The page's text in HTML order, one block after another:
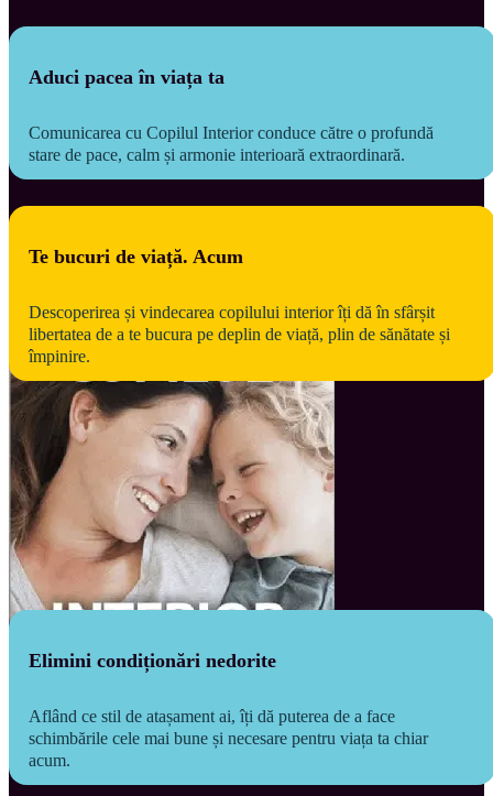
Aduci pacea în viața ta
Comunicarea cu Copilul Interior conduce către o profundă
stare de pace, calm și armonie interioară extraordinară.
Te bucuri de viață. Acum
Descoperirea și vindecarea copilului interior îți dă în sfârșit
libertatea de a te bucura pe deplin de viață, plin de sănătate și
împinire.
Elimini condiționări nedorite
Aflând ce stil de atașament ai, îți dă puterea de a face
schimbările cele mai bune și necesare pentru viața ta chiar
acum.